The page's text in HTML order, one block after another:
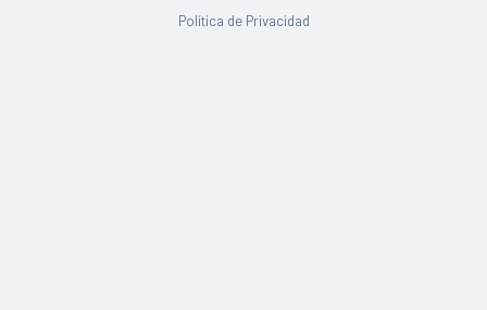
Política de Privacidad